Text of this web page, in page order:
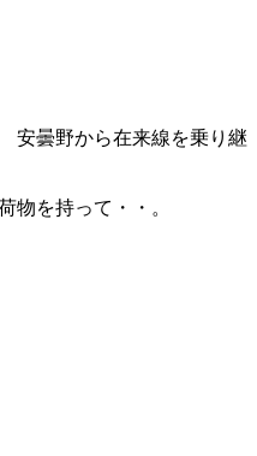
安曇野から在来線を乗り継
物を持って・・。